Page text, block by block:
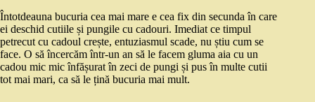
Întotdeauna bucuria cea mai mare e cea fix din secunda în care
ei deschid cutiile și pungile cu cadouri. Imediat ce timpul
petrecut cu cadoul crește, entuziasmul scade, nu știu cum se
face. O să încercăm într-un an să le facem gluma aia cu un
cadou mic mic înfășurat în zeci de pungi și pus în multe cutii
tot mai mari, ca să le țină bucuria mai mult.